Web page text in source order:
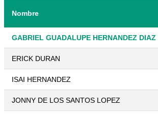
Nombre
GABRIEL GUADALUPE HERNANDEZ DIAZ
ERICK DURAN
ISAI HERNANDEZ
JONNY DE LOS SANTOS LOPEZ